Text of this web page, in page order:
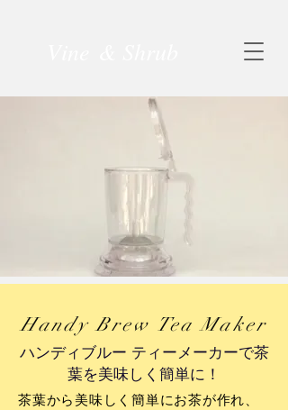
Handy Brew Tea Maker
ハンディブルー ティーメーカーで茶
葉を美味しく簡単に！
茶葉から美味しく簡単にお茶が作れ、